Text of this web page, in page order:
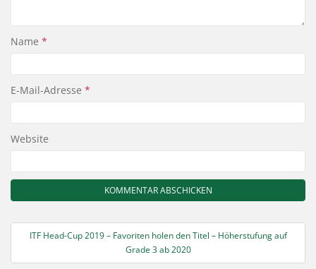
Name *
E-Mail-Adresse *
Website
Beitragsnavigation
ITF Head-Cup 2019 – Favoriten holen den Titel – Höherstufung auf
Grade 3 ab 2020